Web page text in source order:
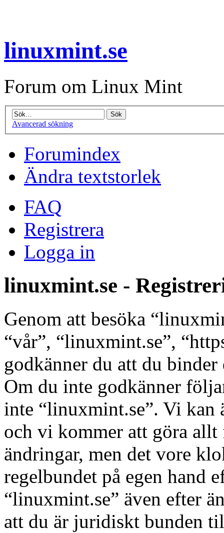
linuxmint.se
Forum om Linux Mint
Avancerad sökning
Forumindex
Ändra textstorlek
FAQ
Registrera
Logga in
linuxmint.se -
Genom att besöka
“vår”, “linuxmint.se”,
godkänner du att du
Om du inte godkänner
inte “linuxmint.se”. Vi kan
och vi kommer att göra
ändringar, men det vore
regelbundet på egen hand
“linuxmint.se” även efter
att du är juridiskt bunden